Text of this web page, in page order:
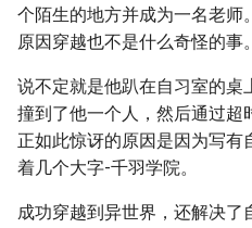
个陌生的地方并成为一名老师
原因穿越也不是什么奇怪的事。
说不定就是他趴在自习室的桌
撞到了他一个人，然后通过超
正如此惊讶的原因是因为写有
着几个大字-千羽学院。
成功穿越到异世界，还解决了